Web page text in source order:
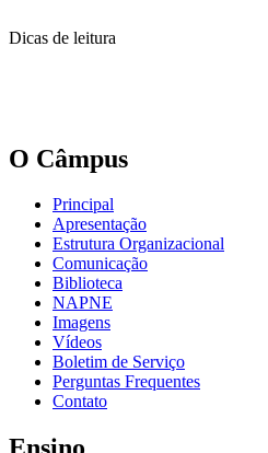
Dicas de leitura
O Câmpus
Principal
Apresentação
Estrutura Organizacional
Comunicação
Biblioteca
NAPNE
Imagens
Vídeos
Boletim de Serviço
Perguntas Frequentes
Contato